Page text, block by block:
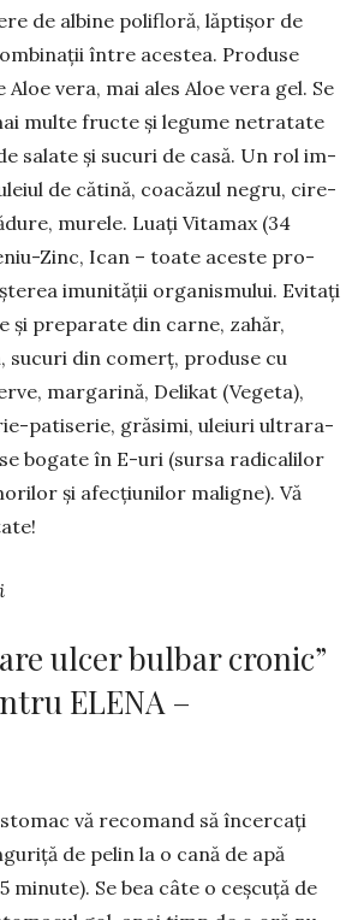
de albine poli­floră, lăp­tișor de
între aces­tea. Produse
Aloe vera, mai ales Aloe vera gel. Se
multe fructe și legume netratate
salate și sucuri de casă. Un rol im­
de cătină, coa­­­căzul negru, ci­re­
mu­rele. Luați Vi­tamax (34
Zinc, Ican – toate aces­te pro­
imunității organis­mului. Evitați
și preparate din carne, zahăr,
sucuri din co­merț, produse cu
marga­rină, Delikat (Vegeta),
pa­tiserie, grăsimi, uleiuri ultra­ra­
bogate în E-uri (sursa ra­dicalilor
și afecțiunilor ma­ligne). Vă
ulcer bulbar cronic”
ELENA –
vă recomand să încercați
de pelin la o cană de apă
minute). Se bea câte o ceșcuță de